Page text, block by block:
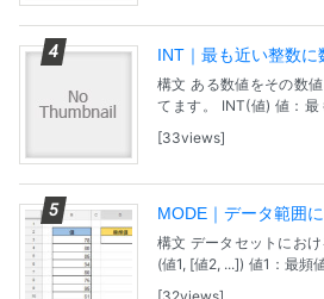
INT｜最も近い整数
構文 ある数値をその数
てます。 INT(値) 値：
て、最も近い整数にする
33views
MODE｜データ範囲
構文 データセットにお
(値1, [値2, ...]) 値1：最頻